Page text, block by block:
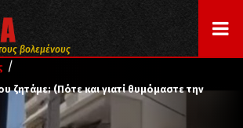
βολεμένους
/
ζητάμε; (Πότε και γιατί θυμόμαστε την